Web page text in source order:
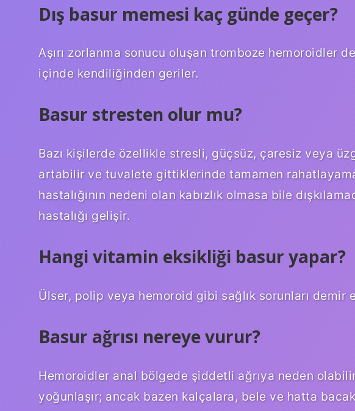
Dış basur memesi kaç günde geçer?
Aşırı zorlanma sonucu oluşan tromboze hemoroidler
içinde kendiliğinden geriler.
Basur stresten olur mu?
Bazı kişilerde özellikle stresli, güçsüz, çaresiz veya
artabilir ve tuvalete gittiklerinde tamamen
hastalığının nedeni olan kabızlık olmasa bile
hastalığı gelişir.
Hangi vitamin eksikliği basur yapar?
Ülser, polip veya hemoroid gibi sağlık sorunları
Basur ağrısı nereye vurur?
Hemoroidler anal bölgede şiddetli ağrıya neden
yoğunlaşır; ancak bazen kalçalara, bele ve hatta